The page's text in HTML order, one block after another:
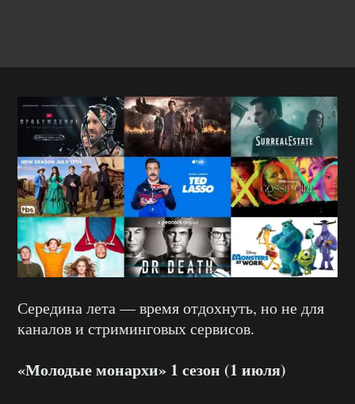
Середина лета — время отдохнуть, но не для
каналов и стриминговых сервисов.
«Молодые монархи» 1 сезон (1 июля)